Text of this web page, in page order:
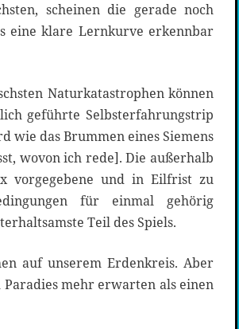
scheinen die gerade noch
eine klare Lernkurve erkennbar
Naturkatastrophen können
geführte Selbsterfahrungstrip
wie das Brummen eines Siemens
wovon ich rede]. Die außerhalb
vorgegebene und in Eilfrist zu
für einmal gehörig
Teil des Spiels.
auf unserem Erdenkreis. Aber
mehr erwarten als einen